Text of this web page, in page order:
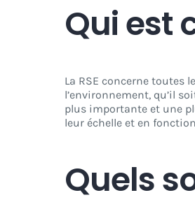
Qui est
La RSE concerne toutes
l’environnement, qu’il
plus importante et une
leur échelle et en
Quels